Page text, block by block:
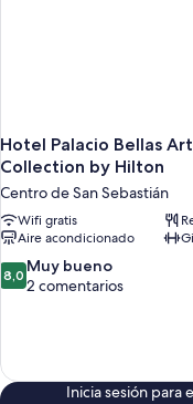
Hotel Palacio Bellas
Collection by Hilton
Centro de San Sebastián
Wifi gratis
Aire acondicionado
8.0
sobre
2 comentarios
8,0 Muy bueno
2 comentarios
Inicia sesión para